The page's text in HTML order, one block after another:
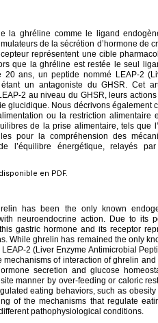
la ghréline comme le ligand
de la sécrétion d’hormone de
représentent une cible
que la ghréline est restée le seul
20 ans, un peptide nommé LEAP-2
un antagoniste du GHSR. Cet
2 au niveau du GHSR, leurs
glucidique. Nous décrivons également
ou la restriction alimentaire
de la prise alimentaire, tels que
pour la compréhension des
l’équilibre énergétique, relayés
en PDF.
has been the only known
neuroendocrine action. Due to its
gastric hormone and its receptor
While ghrelin has remained the only
2 (Liver Enzyme Antimicrobial
of interaction of ghrelin
secretion and glucose
manner by over-feeding or caloric
eating behaviors, such as
of the mechanisms that regulate
pathophysiological conditions.